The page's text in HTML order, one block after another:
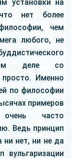
установки на
нет более
чем
любого, не
деле со
Именно
по философии
примеров
очень часто
Ведь принцип
нет, ни не да